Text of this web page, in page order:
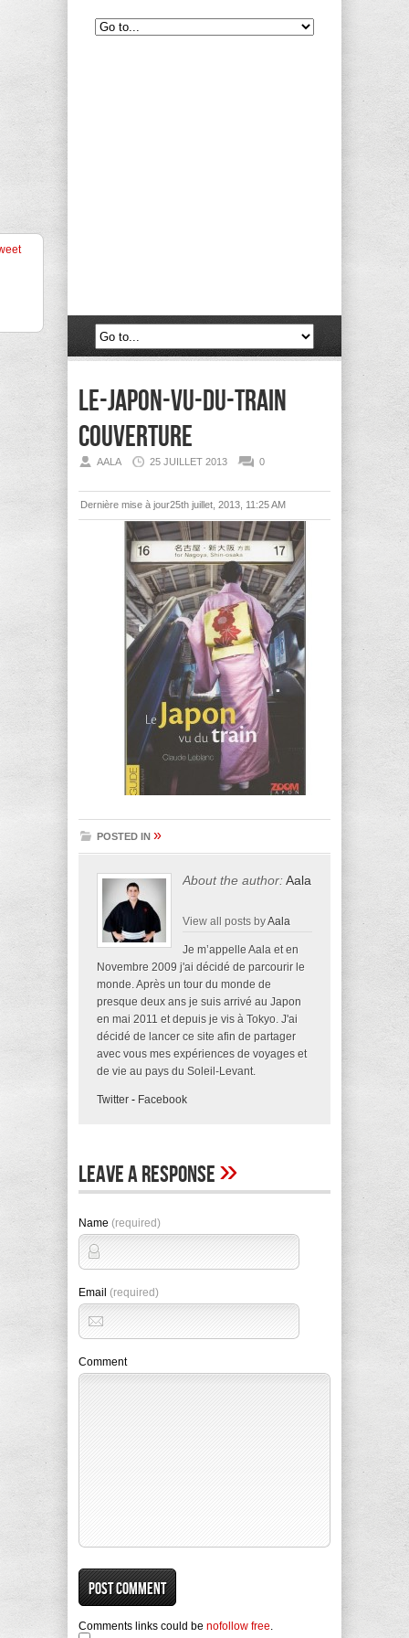
le-japon-vu-du-train
couverture
AALA 25 JUILLET 2013 0
Dernière mise à jour25th juillet, 2013, 11:25 AM
POSTED IN »
About the author:Aala
View all posts byAala
Je m’appelle Aala et en
Novembre 2009 j'ai décidé de parcourir le
monde. Après un tour du monde de
presque deux ans je suis arrivé au Japon
en mai 2011 et depuis je vis à Tokyo. J'ai
décidé de lancer ce site afin de partager
avec vous mes expériences de voyages et
de vie au pays du Soleil-Levant.
Twitter - Facebook
Leave A Response»
Name (required)
Email (required)
Comment
Comments links could be nofollow free.